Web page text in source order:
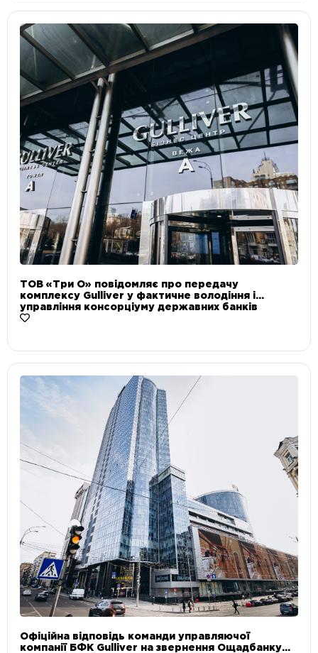
ТОВ «Три О» повідомляє про передачу
комплексу Gulliver у фактичне володіння і
управління консорціуму державних банків
Офіційна відповідь команди управляючої
компанії БФК Gulliver на звернення Ощадбанку